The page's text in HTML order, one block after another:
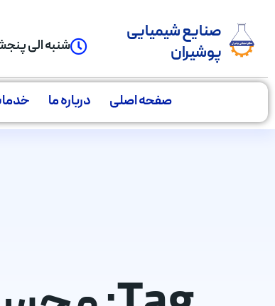
صنایع شیمیایی
پوشیران
شنبه الی
صفحه اصلی درباره ما